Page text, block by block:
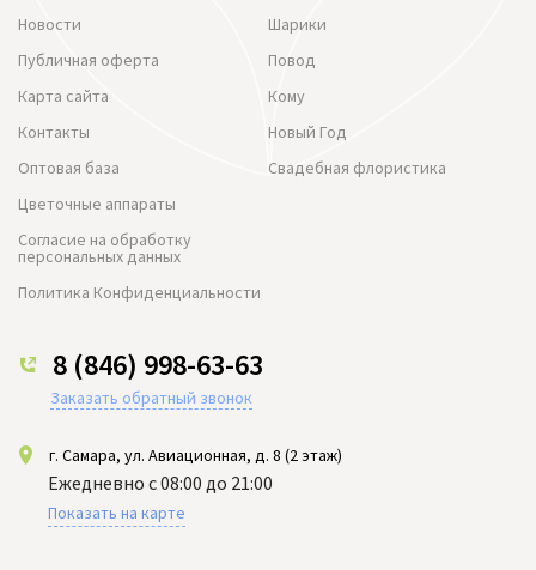
Новости
Публичная оферта
Карта сайта
Контакты
Оптовая база
Цветочные аппараты
Согласие на обработку
персональных данных
Политика Конфиденциальности
Шарики
Повод
Кому
Новый Год
Свадебная флористика
8 (846) 998-63-63
Заказать обратный звонок
г. Самара, ул. Авиационная, д. 8 (2 этаж)
Ежедневно с 08:00 до 21:00
Показать на карте